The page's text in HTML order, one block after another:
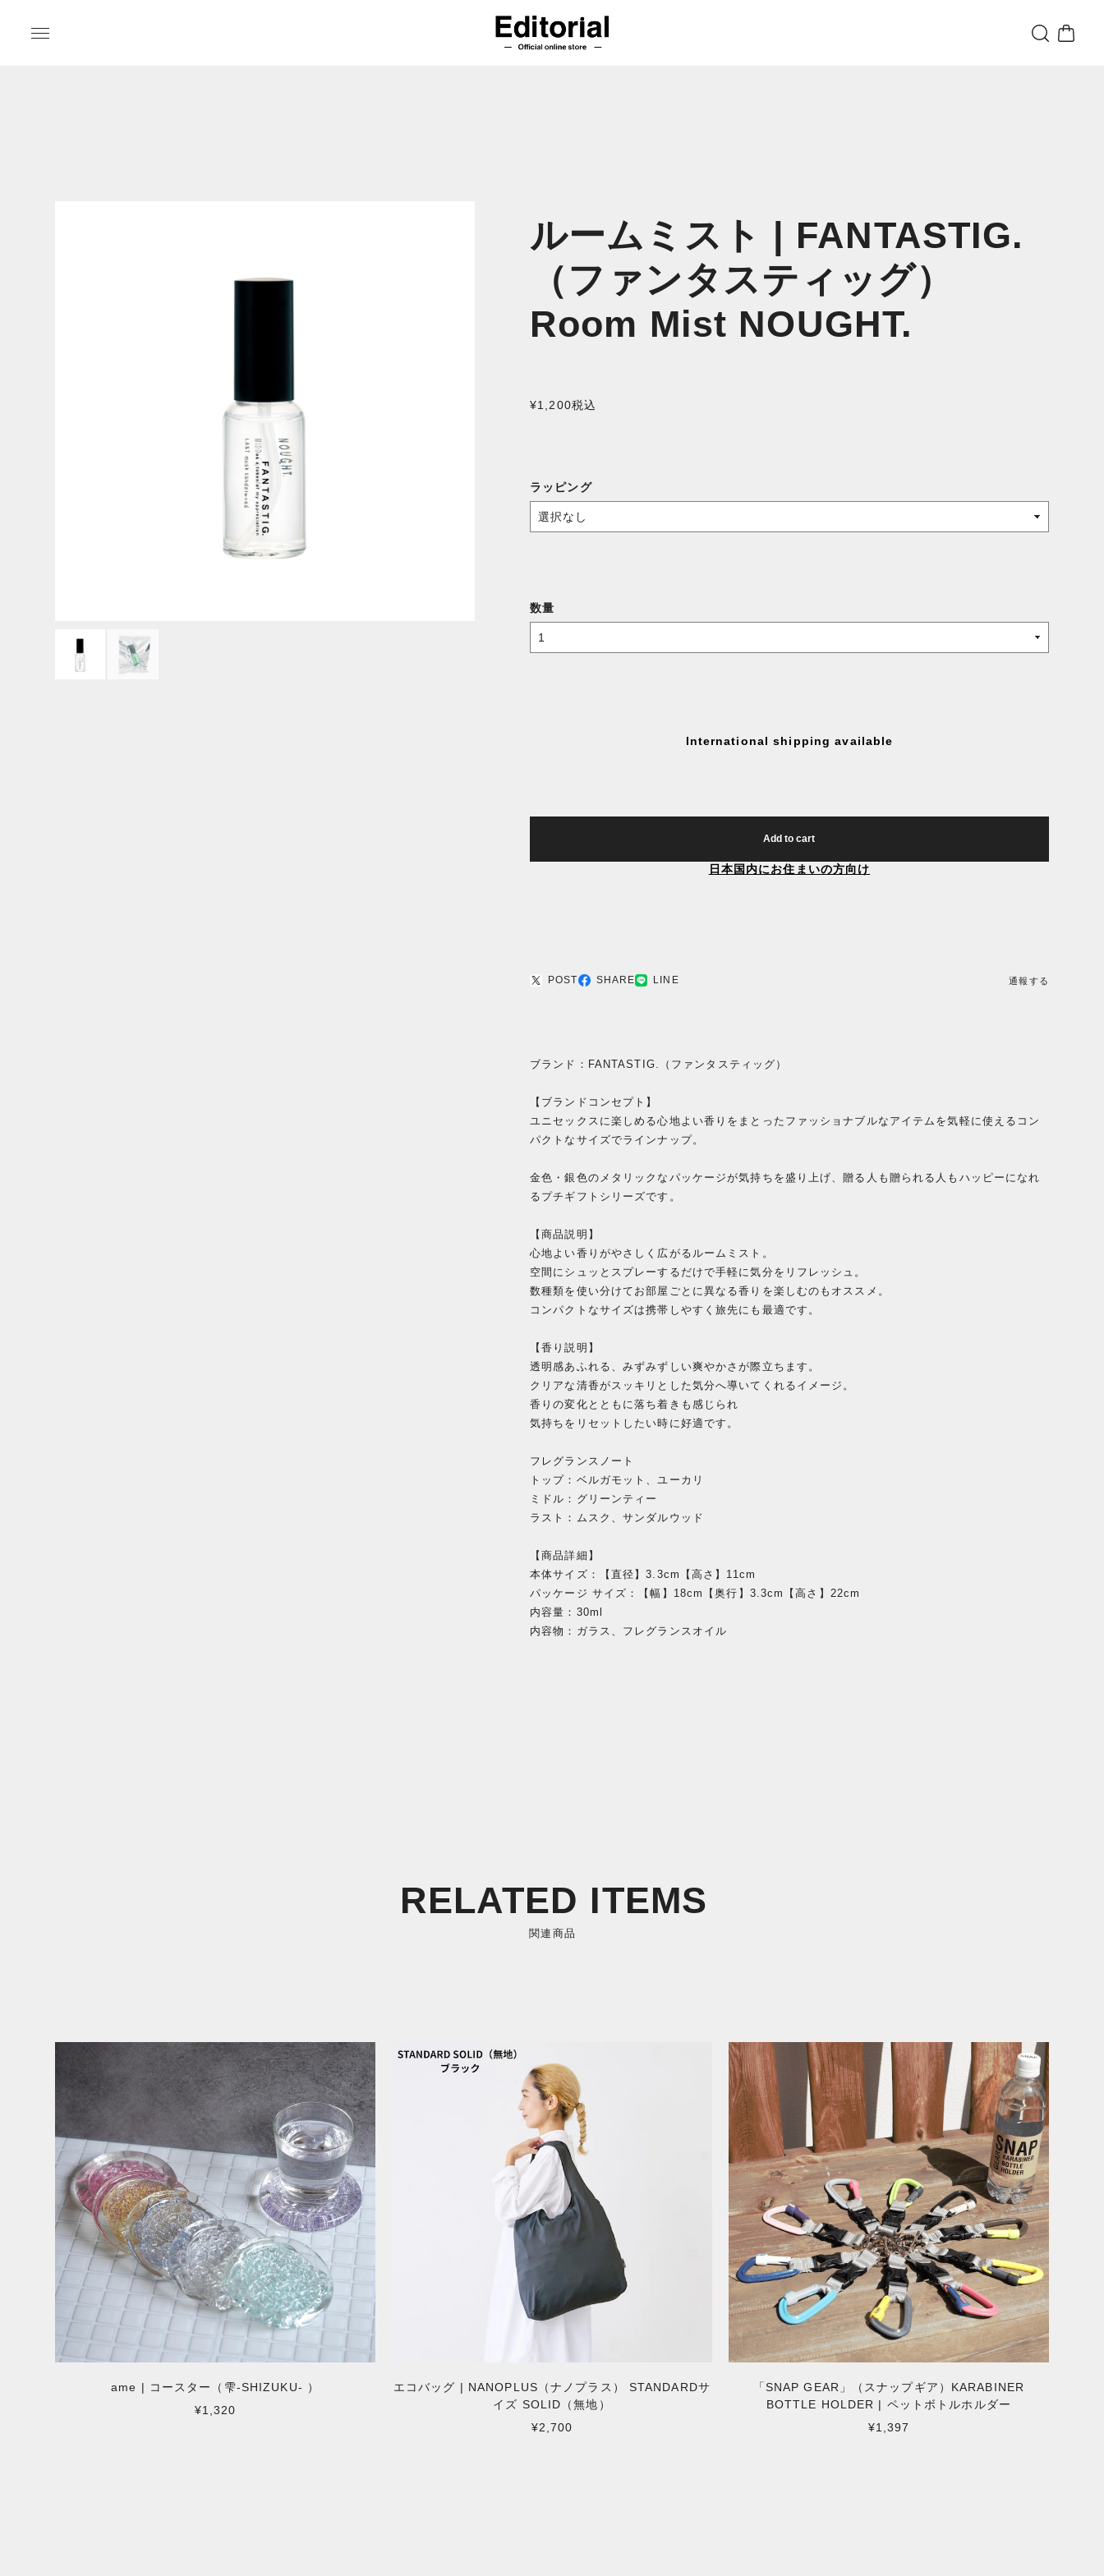
ルームミスト | FANTASTIG.
（ファンタスティッグ）
Room Mist NOUGHT.
¥1,200税込
ラッピング
数量
International shipping available
Add to cart
日本国内にお住まいの方向け
POST SHARE LINE 通報する
ブランド：FANTASTIG.（ファンタスティッグ）
【ブランドコンセプト】
ユニセックスに楽しめる心地よい香りをまとったファッショナブルなアイテムを気軽に使えるコン
パクトなサイズでラインナップ。
金色・銀色のメタリックなパッケージが気持ちを盛り上げ、贈る人も贈られる人もハッピーになれ
るプチギフトシリーズです。
【商品説明】
心地よい香りがやさしく広がるルームミスト。
空間にシュッとスプレーするだけで手軽に気分をリフレッシュ。
数種類を使い分けてお部屋ごとに異なる香りを楽しむのもオススメ。
コンパクトなサイズは携帯しやすく旅先にも最適です。
【香り説明】
透明感あふれる、みずみずしい爽やかさが際立ちます。
クリアな清香がスッキリとした気分へ導いてくれるイメージ。
香りの変化とともに落ち着きも感じられ
気持ちをリセットしたい時に好適です。
フレグランスノート
トップ：ベルガモット、ユーカリ
ミドル：グリーンティー
ラスト：ムスク、サンダルウッド
【商品詳細】
本体サイズ：【直径】3.3cm【高さ】11cm
パッケージ サイズ：【幅】18cm【奥行】3.3cm【高さ】22cm
内容量：30ml
内容物：ガラス、フレグランスオイル
RELATED ITEMS
関連商品
ame | コースター（雫-SHIZUKU- ）
¥1,320
エコバッグ | NANOPLUS（ナノプラス） STANDARDサ
イズ SOLID（無地）
¥2,700
「SNAP GEAR」（スナップギア）KARABINER
BOTTLE HOLDER | ペットボトルホルダー
¥1,397